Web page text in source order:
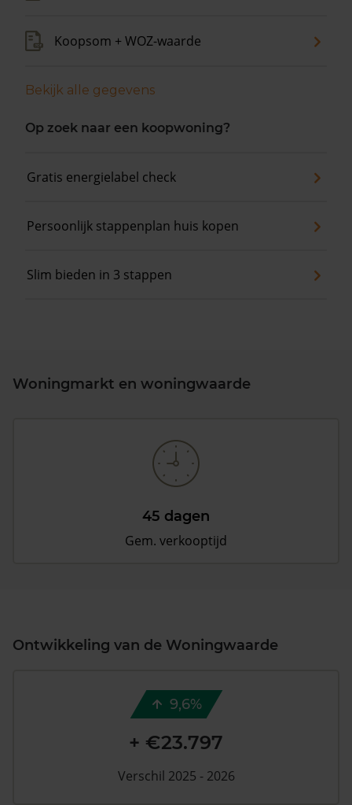
Koopsom + WOZ-waarde
Bekijk alle gegevens
Op zoek naar een koopwoning?
Gratis energielabel check
Persoonlijk stappenplan huis kopen
Slim bieden in 3 stappen
Woningmarkt en woningwaarde
45 dagen
Gem. verkooptijd
Ontwikkeling van de Woningwaarde
9,6%
+ €23.797
Verschil 2025 - 2026